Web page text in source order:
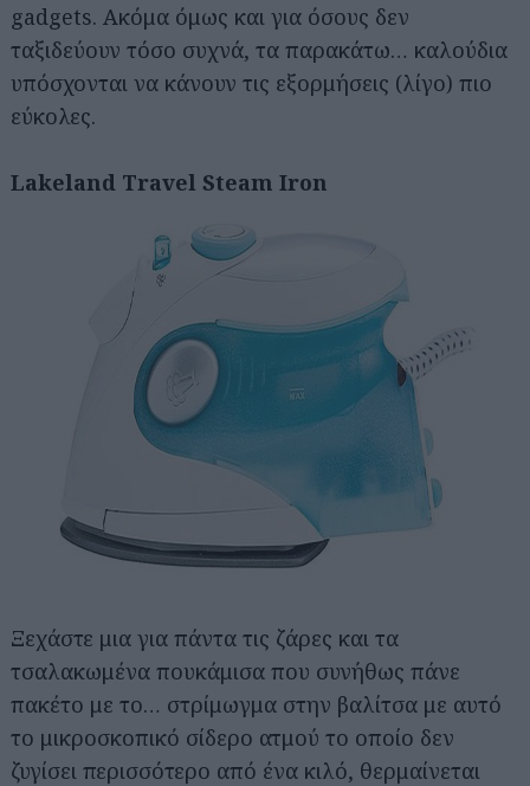
gadgets. Ακόμα όμως και για όσους δεν
ταξιδεύουν τόσο συχνά, τα παρακάτω… καλούδια
υπόσχονται να κάνουν τις εξορμήσεις (λίγο) πιο
εύκολες.
Lakeland Travel Steam Iron
Ξεχάστε μια για πάντα τις ζάρες και τα
τσαλακωμένα πουκάμισα που συνήθως πάνε
πακέτο με το… στρίμωγμα στην βαλίτσα με αυτό
το μικροσκοπικό σίδερο ατμού το οποίο δεν
ζυγίσει περισσότερο από ένα κιλό, θερμαίνεται